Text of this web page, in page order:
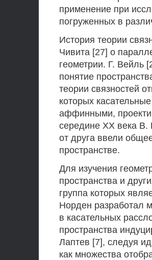
применение при
погруженных в
История теории
Чивита [27] о
геометрии. Г. Вейль
понятие
теории связностей
которых
аффинными,
середине XX века
от друга ввели
пространстве.
Для изучения
пространства и
группа которых
Норден разработал
в касательных
пространства
Лаптев [7], следуя
как множества